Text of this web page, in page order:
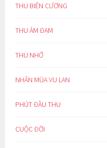
THU BIÊN CƯƠNG
THU ẢM ĐẠM
THU NHỚ
NHÂN MÙA VU LAN
PHÚT ĐẦU THU
CUỘC ĐỜI